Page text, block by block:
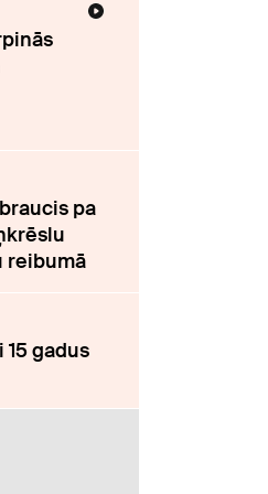
pa
reibumā
gadus